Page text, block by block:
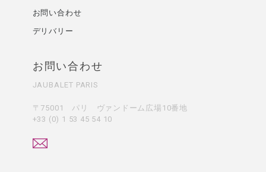
お問い合わせ
デリバリー
お問い合わせ
JAUBALET PARIS
〒75001 パリ ヴァンドーム広場10番地
+33 (0) 1 53 45 54 10